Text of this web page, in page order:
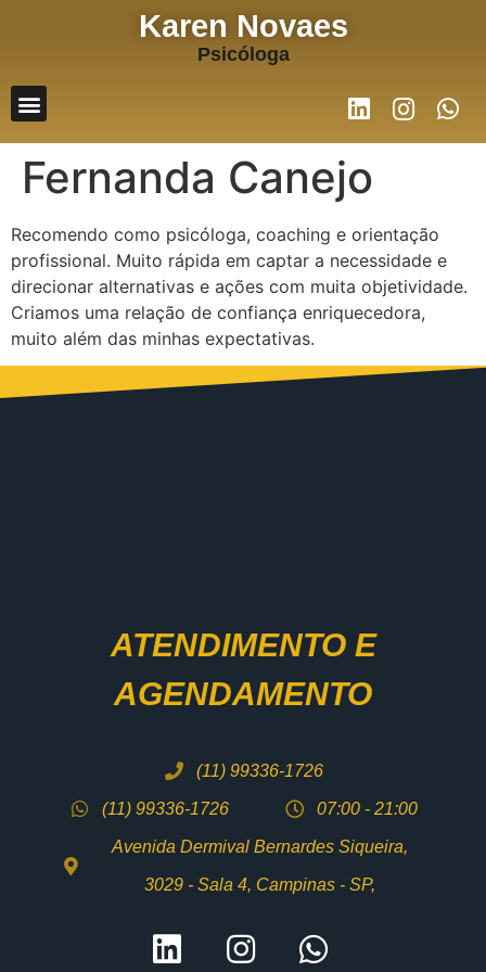
Karen Novaes
Psicóloga
Fernanda Canejo
Recomendo como psicóloga, coaching e orientação
profissional. Muito rápida em captar a necessidade e
direcionar alternativas e ações com muita objetividade.
Criamos uma relação de confiança enriquecedora,
muito além das minhas expectativas.
ATENDIMENTO E
AGENDAMENTO
(11) 99336-1726
(11) 99336-1726 07:00 - 21:00
Avenida Dermival Bernardes Siqueira,
3029 - Sala 4, Campinas - SP,